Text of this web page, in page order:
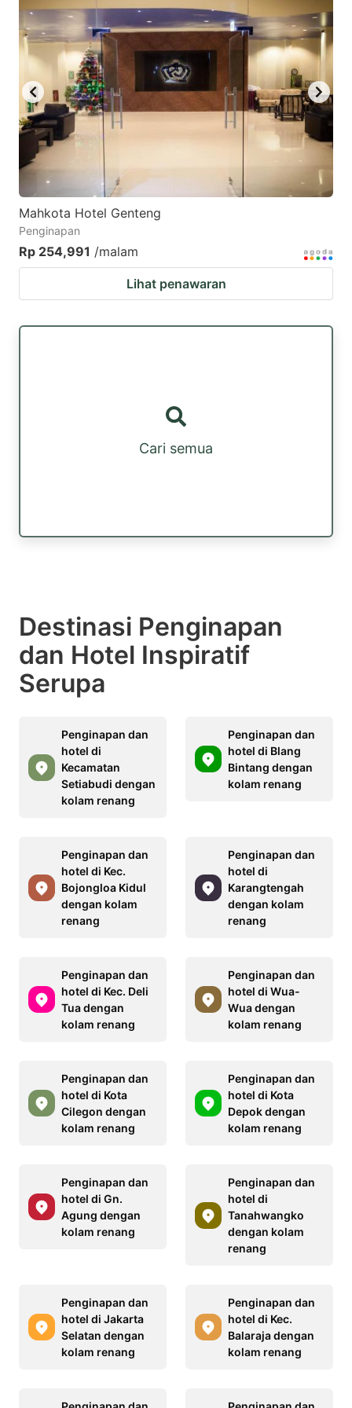
mark
key
to
get
the
keyboard
shortcuts
changing
dates.
mark
key
get
the
keyboard
for
Mahkota Hotel Genteng
Penginapan
Rp 254,991 /malam
Lihat penawaran
Cari semua
Destinasi Penginapan
dan Hotel Inspiratif
Serupa
Penginapan dan
hotel di
Kecamatan
Setiabudi dengan
kolam renang
Penginapan dan
hotel di Blang
Bintang dengan
kolam renang
Penginapan dan
hotel di Kec.
Bojongloa Kidul
dengan kolam
renang
Penginapan dan
hotel di
Karangtengah
dengan kolam
renang
Penginapan dan
hotel di Kec. Deli
Tua dengan
kolam renang
Penginapan dan
hotel di Wua-
Wua dengan
kolam renang
Penginapan dan
hotel di Kota
Cilegon dengan
kolam renang
Penginapan dan
hotel di Kota
Depok dengan
kolam renang
Penginapan dan
hotel di Gn.
Agung dengan
kolam renang
Penginapan dan
hotel di
Tanahwangko
dengan kolam
renang
Penginapan dan
hotel di Jakarta
Selatan dengan
kolam renang
Penginapan dan
hotel di Kec.
Balaraja dengan
kolam renang